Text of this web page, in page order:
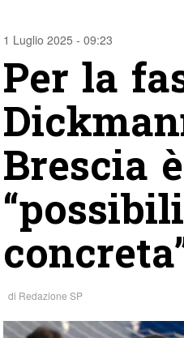
1 Luglio 2025 - 09:23
Per la
Brescia è
di Redazione SP